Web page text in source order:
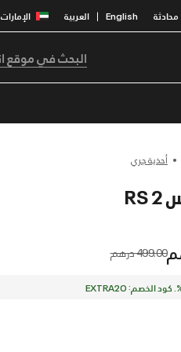
محادثة English
| العربية الإمارات
أحذية جري
Price reduced from
499.00 درهم to